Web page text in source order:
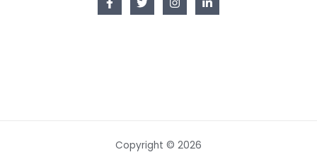
Copyright © 2026